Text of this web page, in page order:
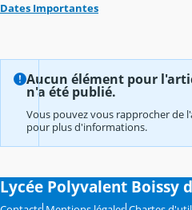
Dates Importantes
Aucun élément pour
n'a été publié.
Vous pouvez vous rapprocher de
pour plus d'informations.
Lycée Polyvalent Boissy